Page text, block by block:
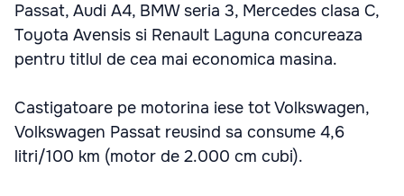
Passat, Audi A4, BMW seria 3, Mercedes clasa C,
Toyota Avensis si Renault Laguna concureaza
pentru titlul de cea mai economica masina.
Castigatoare pe motorina iese tot Volkswagen,
Volkswagen Passat reusind sa consume 4,6
litri/100 km (motor de 2.000 cm cubi).